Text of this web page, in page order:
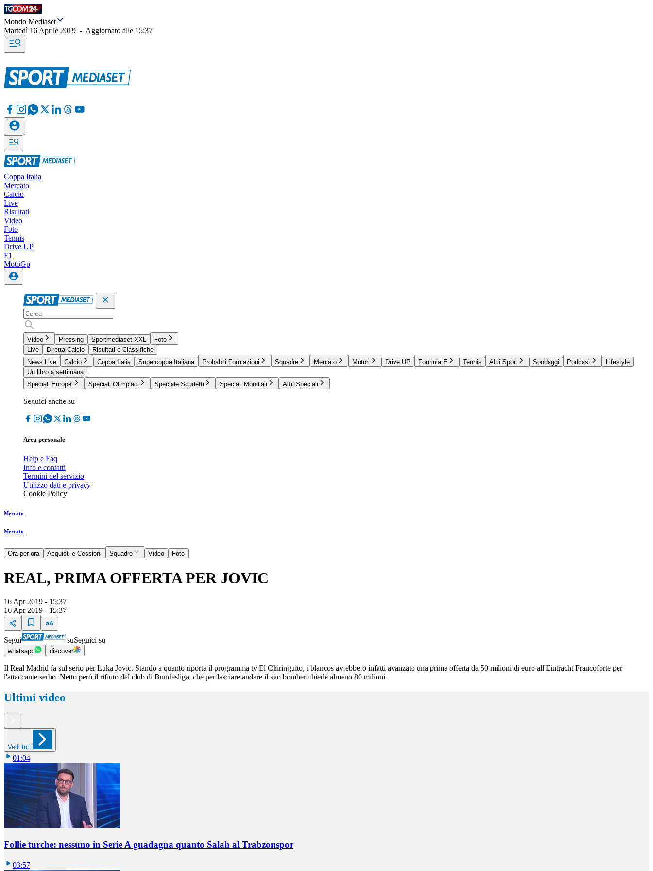
Mondo Mediaset
Martedì 16 Aprile 2019 - Aggiornato alle 15:37
Coppa Italia
Mercato
Calcio
Live
Risultati
Video
Foto
Tennis
Drive UP
F1
MotoGp
Video Pressing Sportmediaset XXL
Foto
Live
Diretta Calcio
Risultati e Classifiche
News Live
Calcio Coppa Italia Supercoppa Italiana Probabili Formazioni Squadre Mercato Motori Drive UP Formula E Tennis Altri Sport Sondaggi Podcast
Lifestyle
Un libro a settimana
Speciali Europei
Speciali Olimpiadi Speciale Scudetti Speciali Mondiali Altri Speciali
Seguici anche su
Area personale
Help e Faq
Info e contatti
Termini del servizio
Utilizzo dati e privacy
Cookie Policy
Mercato
Mercato
Ora per ora Acquisti e Cessioni Squadre Video Foto
REAL, PRIMA OFFERTA PER JOVIC
16 Apr 2019 - 15:37
16 Apr 2019 - 15:37
Segui suSeguici su
whatsapp discover
Il Real Madrid fa sul serio per Luka Jovic. Stando a quanto riporta il programma tv El Chiringuito, i blancos avrebbero infatti avanzato una prima offerta da 50 milioni di euro all'Eintracht Francoforte per
l'attaccante serbo. Netto però il rifiuto del club di Bundesliga, che per lasciare andare il suo bomber chiede almeno 80 milioni.
Ultimi video
Vedi tutti
01:04
Follie turche: nessuno in Serie A guadagna quanto Salah al Trabzonspor
03:57